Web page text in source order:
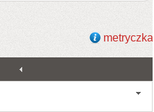
metryczka